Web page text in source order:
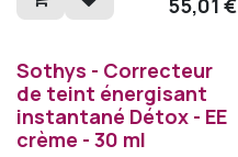
Sothys - Correcteur
de teint énergisant
instantané Détox - EE
crème - 30 ml